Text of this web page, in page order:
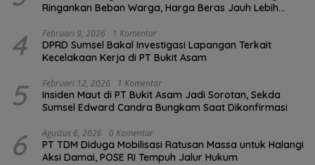
Ringankan Beban Warga, Harga Beras Jauh Lebih
4 Februari 9, 2026 1 Komentar
DPRD Sumsel Bakal Investigasi Lapangan Terkait
Kecelakaan Kerja di PT Bukit Asam
5 Februari 12, 2026 1 Komentar
Insiden Maut di PT Bukit Asam Jadi Sorotan, Sekda
Sumsel Edward Candra Bungkam Saat Dikonfirmasi
6 Agustus 6, 2026 0 Komentar
PT TDM Diduga Mobilisasi Ratusan Massa untuk Halangi
Aksi Damai, POSE RI Tempuh Jalur Hukum